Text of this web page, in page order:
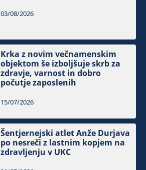
03/08/2026
Krka z novim večnamenskim
objektom še izboljšuje skrb za
zdravje, varnost in dobro
počutje zaposlenih
15/07/2026
Šentjernejski atlet Anže Durjava
po nesreči z lastnim kopjem na
zdravljenju v UKC